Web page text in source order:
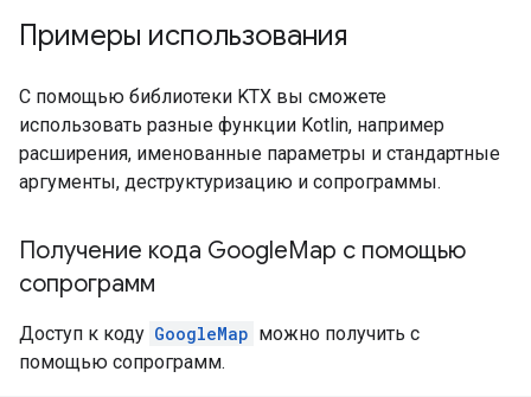
Примеры использования
С помощью библиотеки KTX вы сможете
использовать разные функции Kotlin, например
расширения, именованные параметры и стандартные
аргументы, деструктуризацию и сопрограммы.
Получение кода GoogleMap с помощью
сопрограмм
Доступ к коду GoogleMap можно получить с
помощью сопрограмм.